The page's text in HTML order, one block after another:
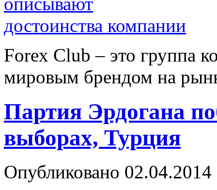
Forex Сlub – это группа
мировым брендом на
Партия Эрдогана
выборах, Турция
Опубликовано